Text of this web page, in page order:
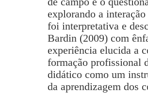
explorando a
foi interpretativa e
Bardin (2009) com
experiência elucida a
formação profissional
didático como um
da aprendizagem dos